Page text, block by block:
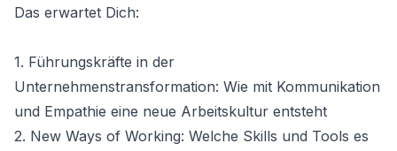
Das erwartet Dich:
1. Führungskräfte in der
Unternehmenstransformation: Wie mit Kommunikation
und Empathie eine neue Arbeitskultur entsteht
2. New Ways of Working: Welche Skills und Tools es